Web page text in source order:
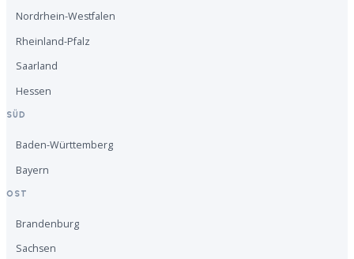
Nordrhein-Westfalen
Rheinland-Pfalz
Saarland
Hessen
SÜD
Baden-Württemberg
Bayern
OST
Brandenburg
Sachsen